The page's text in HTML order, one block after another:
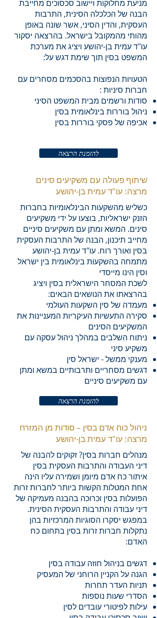
מניעת מחלוקות ויישוב סכסוכים מחייבת
הבנה של הכלכלה הסינית, התרבות
העסקית, והדין הסיני, אשר שונה באופן
מהותי מהמקובל בישראל. בהרצאה יסקור
עו"ד עמית בן-יהושע ויציג את מערכת
המשפט בסין תוך שימת דגש על:
הטעויות הנפוצות בהסכמים מסחרים עם
חברות סיניות :
סודות ורשמים מבית המשפט הסיני
ניהול בוררות בינלאומית בסין
אכיפה של פסקי בוררות בסין
להזמנת הרצאה
שיתוף פעולה עם משקיעים סינים
מרצה: עו"ד עמית בן-יהושע
כשליש מהשקעות הבינלאומיות בחברות
הזנק ישראליות, בוצעו על ידי משקיעים
סינים. המשא ומתן עם משקיעים סיניים
מחייב תיכנון, הבנה של התרבות העסקית
בסין ואורך רוח. עו"ד עמית בן-יהושע
מתמחה בהשקעות בינלאומית בין ישראל
וסין הינו מייסדי
לשכת המסחר הישראלית בסין ויציג
בהרצאתו את הנושאים הבאים:
מעמדה של סין השקעות העולמי
סקירה התעשיות העיקריות המעניינות את
המשקיעים הסינים
ניתוח השלבים במהלך ניהול עסקה עם
משקיע סיני
מענקי ממשל - ישראל סין
דגשים מסחריים ותרבותיים במשא ומתן
עם משקיעים סיניים
להזמנת הרצאה
ניהול כוח אדם בסין – סודות מן המזרח
מרצה: עו"ד עמית בן-יהושע
מנהלים חברות בסין? זקוקים להבנה של
דיני העבודה והתרבות העסקית בסין
איתור כח אדם מיומן ושמירה עליו הינה
אחת המטלות הקשות ביותר לחברות זרות
הפועלות בסין וכרוכה בהבנה מעמיקה של
דיני עבודה והתרבות העסקית הסינית.
במפגש יסקרו הסוגיות המרכזיות בהן
נתקלות חברות זרות בסין בתחום כח
האדם:​
דגשים בניהול חוזה עבודה בסין
הגנה על הקניין הרוחני של המעסיק
תניות העדר תחרות
הסדרי שעות נוספות
עילות לפיטורי עובדים לסין